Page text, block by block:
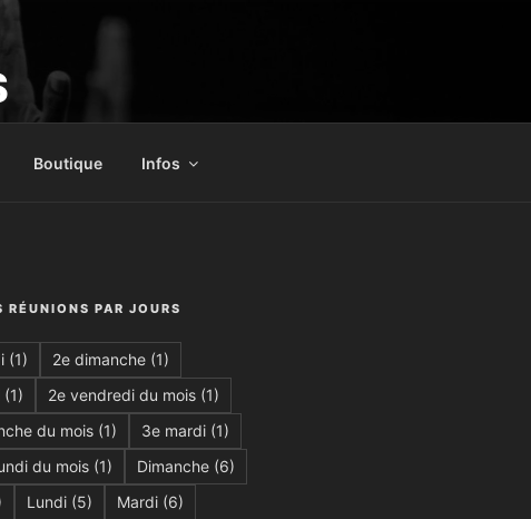
Boutique Infos
RÉUNIONS PAR JOURS
(1) 2e dimanche(1)
(1) 2e vendredi du mois(1)
du mois(1) 3e mardi(1)
du mois(1) Dimanche(6)
Lundi(5) Mardi(6)